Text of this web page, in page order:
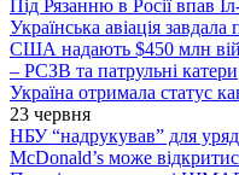
Під Рязанню в Росії впав
Українська авіація
США надають $450 млн
– РСЗВ та патрульні катери
Україна отримала статус
23 червня
НБУ “надрукував” для
McDonald’s може